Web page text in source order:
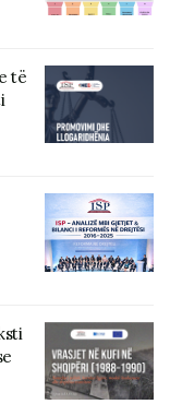
të